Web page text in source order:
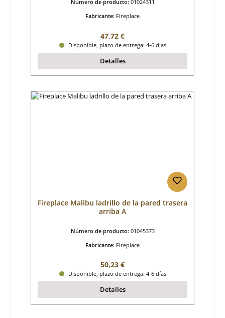
Número de producto: 01024311
Fabricante: Fireplace
Precio normal:
47,72 €
Disponible, plazo de entrega: 4-6 días
Detalles
Fireplace Malibu ladrillo de la pared trasera
arriba A
Número de producto: 01045373
Fabricante: Fireplace
Precio normal:
50,23 €
Disponible, plazo de entrega: 4-6 días
Detalles